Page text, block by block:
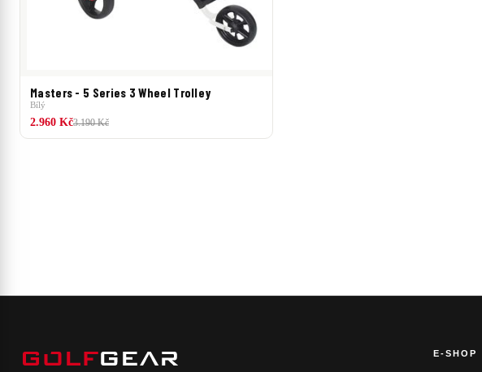
Masters - 5 Series 3 Wheel Trolley
Bílý
2.960 Kč3.190 Kč
E-SHOP